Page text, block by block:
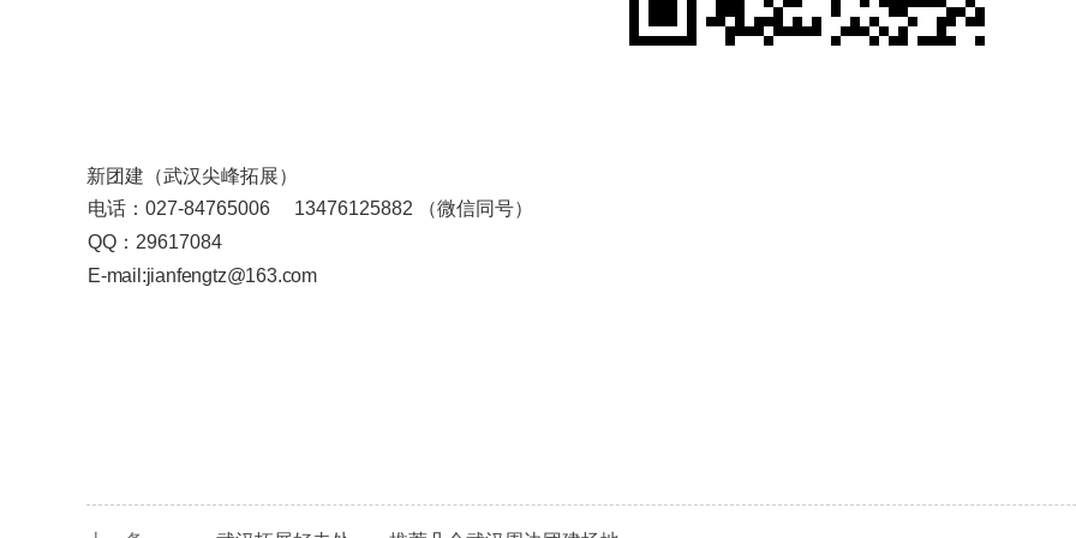
新团建（武汉尖峰拓展）
电话：027-84765006 13476125882 （微信同号）
QQ：29617084
E-mail:jianfengtz@163.com